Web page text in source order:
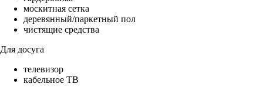
москитная сетка
деревянный/паркетный пол
чистящие средства
Для досуга
телевизор
кабельное ТВ